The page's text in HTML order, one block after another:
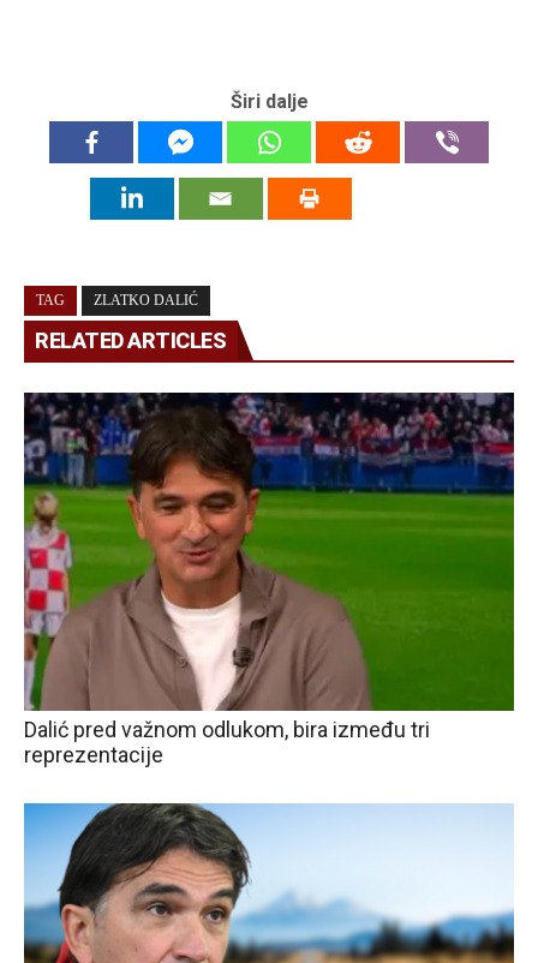
Širi dalje
TAG ZLATKO DALIĆ
RELATED ARTICLES
Dalić pred važnom odlukom, bira između tri
reprezentacije